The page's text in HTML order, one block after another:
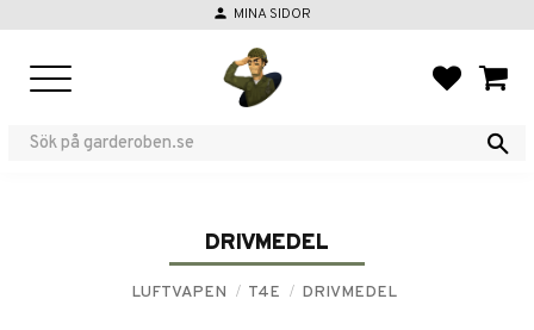
person MINA SIDOR
DRIVMEDEL
LUFTVAPEN T4E DRIVMEDEL